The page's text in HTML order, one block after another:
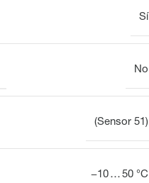
Sí
No
(Sensor 51)
−10 … 50 °C